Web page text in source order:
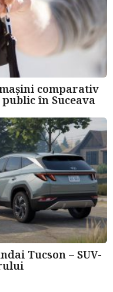
comparativ
în Suceava
Tucson – SUV-